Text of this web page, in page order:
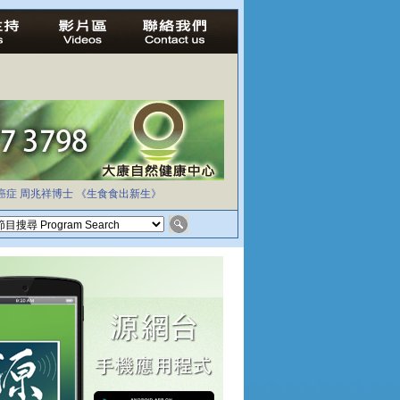
症 周兆祥博士 《生食食出新生》